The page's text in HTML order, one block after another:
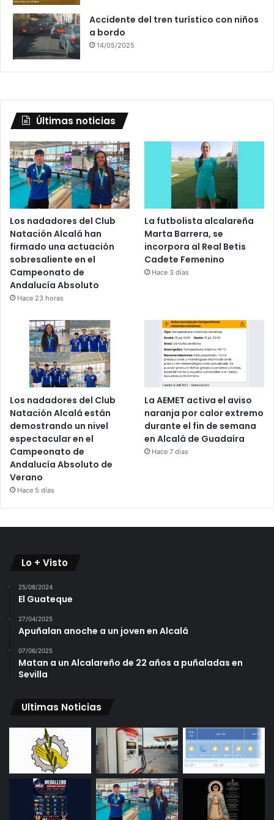
Accidente del tren turístico con niños
a bordo
14/05/2025
Últimas noticias
Los nadadores del Club
Natación Alcalá han
firmado una actuación
sobresaliente en el
Campeonato de
Andalucía Absoluto
Hace 23 horas
La futbolista alcalareña
Marta Barrera, se
incorpora al Real Betis
Cadete Femenino
Hace 3 días
Los nadadores del Club
Natación Alcalá están
demostrando un nivel
espectacular en el
Campeonato de
Andalucía Absoluto de
Verano
Hace 5 días
La AEMET activa el aviso
naranja por calor extremo
durante el fin de semana
en Alcalá de Guadaíra
Hace 7 días
Lo + Visto
25/08/2024
El Guateque
27/04/2025
Apuñalan anoche a un joven en Alcalá
07/06/2025
Matan a un Alcalareño de 22 años a puñaladas en
Sevilla
Ultimas Noticias